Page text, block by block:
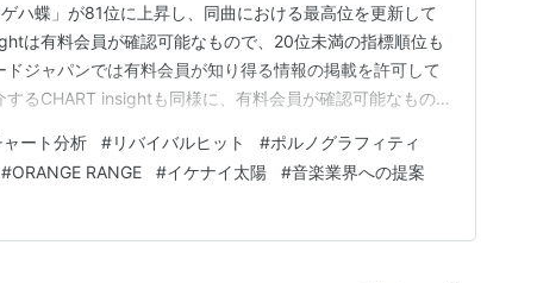
やるせなさ。
ハ蝶」が81位に上昇し、同曲における最高位を更新して
は有料会員が確認可能なもので、20位未満の指標順位も
ジャパンでは有料会員が知り得る情報の掲載を許可して
するCHART insightも同様に、有料会員が確認可能なもの
ャート分析 #リバイバルヒット #ポルノグラフィティ
#ORANGE RANGE #イケナイ太陽 #音楽業界への提案